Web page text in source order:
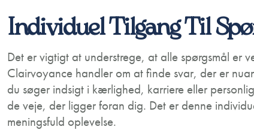
Individuel Tilgang Til
Det er vigtigt at understrege, at alle spørgsmål er
Clairvoyance handler om at finde svar, der er
du søger indsigt i kærlighed, karriere eller
de veje, der ligger foran dig. Det er denne
meningsfuld oplevelse.